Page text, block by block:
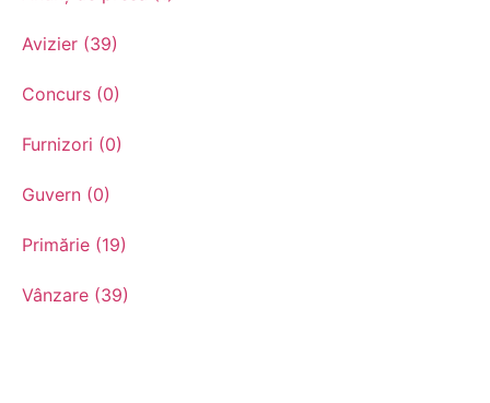
Avizier (39)
Concurs (0)
Furnizori (0)
Guvern (0)
Primărie (19)
Vânzare (39)